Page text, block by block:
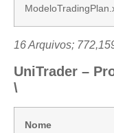
16 Arquivos;
UniTrader –
\
Nome